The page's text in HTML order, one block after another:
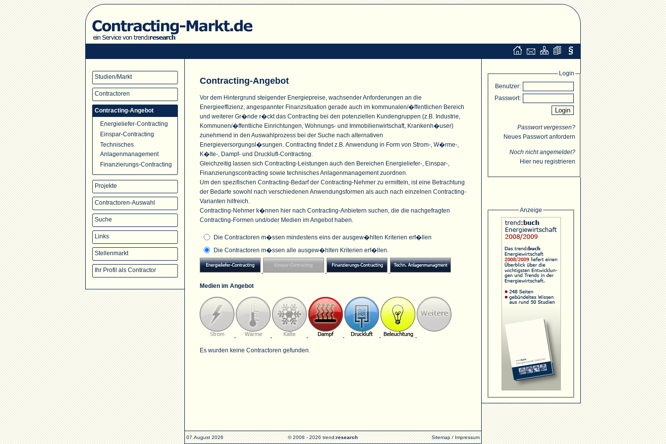
Studien/Markt
Contractoren
Contracting-Angebot
Energieliefer-Contracting
Einspar-Contracting
Technisches
Anlagenmanagement
Finanzierungs-Contracting
Projekte
Contractoren-Auswahl
Suche
Links
Stellenmarkt
Ihr Profil als Contractor
Contracting-Angebot
Vor dem Hintergrund steigender Energiepreise, wachsender Anforderungen an die
Energieeffizienz, angespannter Finanzsituation gerade auch im kommunalen/�ffentlichen Bereich
und weiterer Gr�nde r�ckt das Contracting bei den potenziellen Kundengruppen (z.B. Industrie,
Kommunen/�ffentliche Einrichtungen, Wohnungs- und Immobilienwirtschaft, Krankenh�user)
zunehmend in den Auswahlprozess bei der Suche nach alternativen
Energieversorgungsl�sungen. Contracting findet z.B. Anwendung in Form von Strom-, W�rme-,
K�lte-, Dampf- und Druckluft-Contracting.
Gleichzeitig lassen sich Contracting-Leistungen auch den Bereichen Energieliefer-, Einspar-,
Finanzierungscontracting sowie technisches Anlagenmanagement zuordnen.
Um den spezifischen Contracting-Bedarf der Contracting-Nehmer zu ermitteln, ist eine Betrachtung
der Bedarfe sowohl nach verschiedenen Anwendungsformen als auch nach einzelnen Contracting-
Varianten hilfreich.
Contracting-Nehmer k�nnen hier nach Contracting-Anbietern suchen, die die nachgefragten
Contracting-Formen und/oder Medien im Angebot haben.
Die Contractoren m�ssen mindestens eins der ausgew�hlten Kriterien erf�llen
Die Contractoren m�ssen alle ausgew�hlten Kriterien erf�llen.
Medien im Angebot
Es wurden keine Contractoren gefunden.
Login
Benutzer:
Passwort:
Passwort vergessen?
Neues Passwort anfordern
Noch nicht angemeldet?
Hier neu registrieren
Anzeige
07.August 2026 © 2008 - 2026 trend:research Sitemap/Impressum